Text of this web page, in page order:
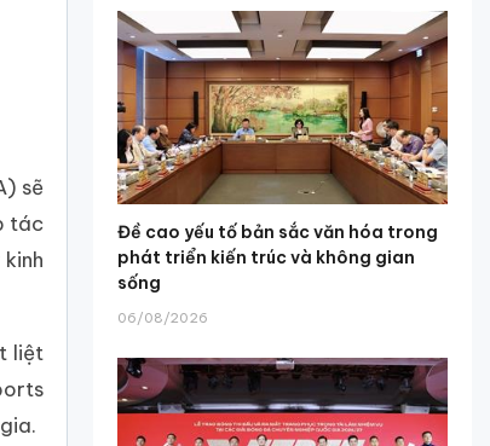
sẽ
tác
liệt
Đề cao yếu tố bản sắc văn hóa trong
phát triển kiến trúc và không gian
sống
06/08/2026